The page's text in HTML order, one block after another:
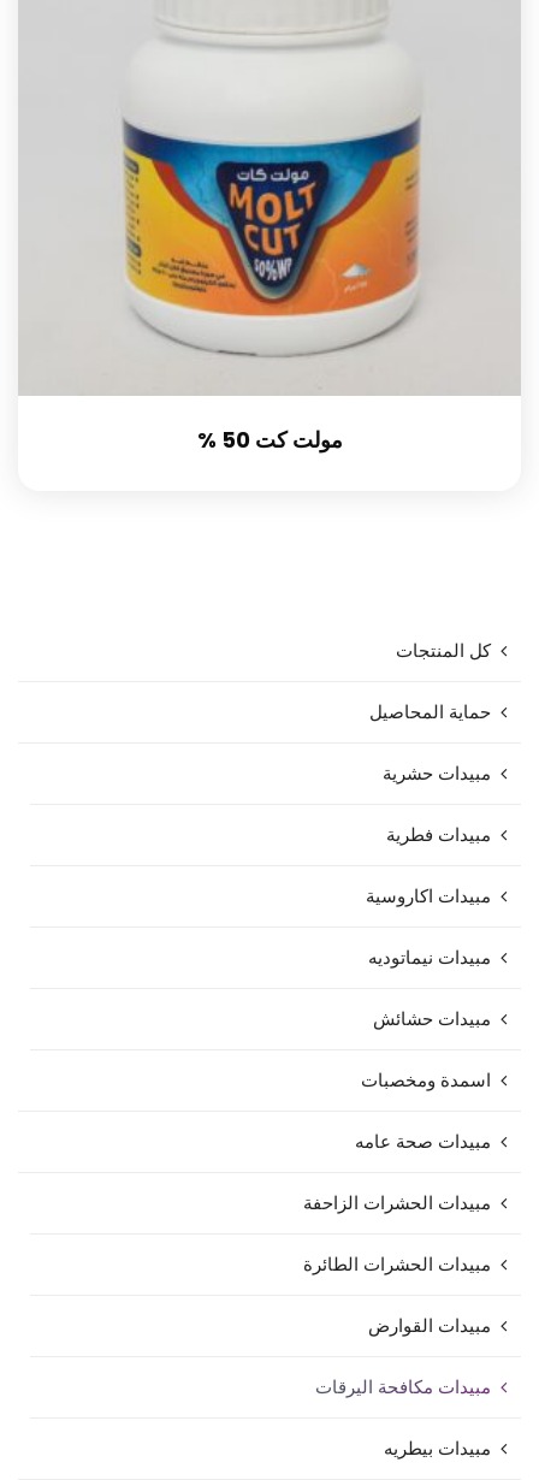
مولت كت 50 %
كل المنتجات
حماية المحاصيل
مبيدات حشرية
مبيدات فطرية
مبيدات اكاروسية
مبيدات نيماتوديه
مبيدات حشائش
اسمدة ومخصبات
مبيدات صحة عامه
مبيدات الحشرات الزاحفة
مبيدات الحشرات الطائرة
مبيدات القوارض
مبيدات مكافحة اليرقات
مبيدات بيطريه